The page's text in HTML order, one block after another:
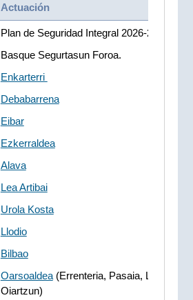
Actuación
Plan de Seguridad Integral 2026-2030.
Basque Segurtasun Foroa.
Enkarterri
Debabarrena
Eibar
Ezkerraldea
Alava
Lea Artibai
Urola Kosta
Llodio
Bilbao
Oarsoaldea(Errenteria, Pasaia, Lezo,
Oiartzun)